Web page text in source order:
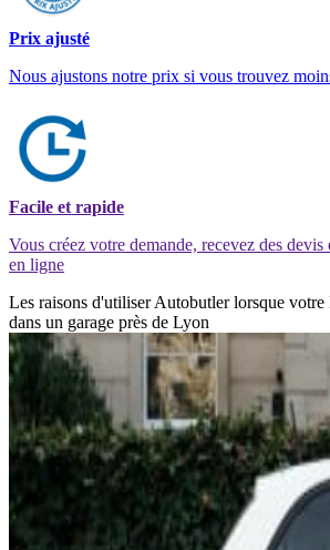
Prix ajusté
Nous ajustons notre prix si vous trouvez
Facile et rapide
Vous créez votre demande, recevez des
en ligne
Les raisons d'utiliser Autobutler lorsque votre
dans un garage près de Lyon